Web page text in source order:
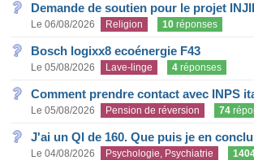
Demande de soutien pour le projet
Le 06/08/2026 Religion 10 réponses
Bosch logixx8 ecoénergie F43
Le 05/08/2026 Lave-linge 4 réponses
Comment prendre contact avec INPS
Le 05/08/2026 Pension de réversion 74
J'ai un QI de 160. Que puis je en
Le 04/08/2026 Psychologie, Psychiatrie